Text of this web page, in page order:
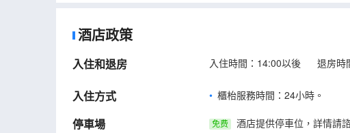
酒店政策
入住和退房 入住時間：14:00以後 退房時
入住方式 櫃枱服務時間：24小時。
停車場 免费 酒店提供停車位，詳情請